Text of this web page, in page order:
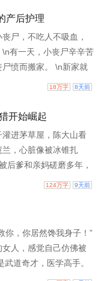
后，五名意气风发的少
是为了今日夺冠吗？”
躯，再造黎
产后护理
尸，不吃人不吸血，
有一天，小丧尸辛辛苦
愤而搬家。 \n新家就
了养猪，吃肉的幸福
。 \n厉璟枫拿了小丧
肉才能哄好。 \n小丧
来，厉璟枫用一碗肉将
18万字 8天前
开始崛起
进茅草屋，陈大山看
，心脏像被冰锥扎
后爹和亲妈磋磨多年，
着！ “媳妇，等着。”
成山！”后爹又来耍
赵慧兰捧着油滋滋的野
掉，陈大山暗暗暗发
124万字 9天前
你，你居然馋我身子！”
人，感觉自己仿佛被
道奇才，医学高手。
神，被她骗去同居，